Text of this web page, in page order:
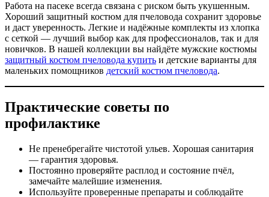
Работа на пасеке всегда связана с риском быть укушенным.
Хороший защитный костюм для пчеловода сохранит здоровье
и даст уверенность. Легкие и надёжные комплекты из хлопка
с сеткой — лучший выбор как для профессионалов, так и для
новичков. В нашей коллекции вы найдёте мужские костюмы
защитный костюм пчеловода купить и детские варианты для
маленьких помощников детский костюм пчеловода.
Практические советы по
профилактике
Не пренебрегайте чистотой ульев. Хорошая санитария
— гарантия здоровья.
Постоянно проверяйте расплод и состояние пчёл,
замечайте малейшие изменения.
Используйте проверенные препараты и соблюдайте